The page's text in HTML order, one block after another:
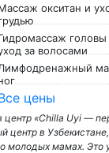
окситан и
головы
за волосами
цены
центр «Chilla Uyi —
центр в
молодых мамах. Это